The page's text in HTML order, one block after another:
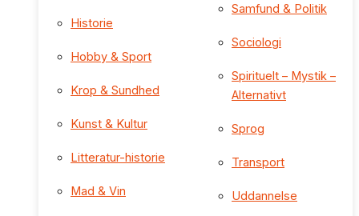
Historie
Hobby & Sport
Krop & Sundhed
Kunst & Kultur
Litteratur-historie
Mad & Vin
Samfund & Politik
Sociologi
Spirituelt – Mystik –
Alternativt
Sprog
Transport
Uddannelse